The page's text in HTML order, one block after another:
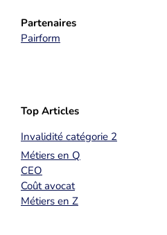
Partenaires
Pairform
Top Articles
Invalidité catégorie 2
Métiers en Q
CEO
Coût avocat
Métiers en Z